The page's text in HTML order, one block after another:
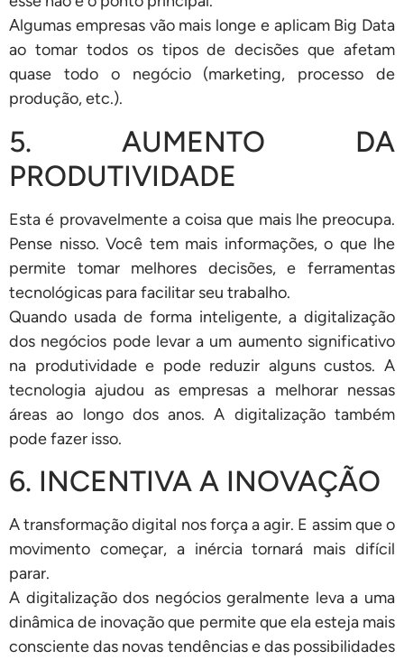
Algumas empresas vão mais longe e aplicam Big Data
ao tomar todos os tipos de decisões que afetam
quase todo o negócio (marketing, processo de
produção, etc.).
5. AUMENTO DA
PRODUTIVIDADE
Esta é provavelmente a coisa que mais lhe preocupa.
Pense nisso. Você tem mais informações, o que lhe
permite tomar melhores decisões, e ferramentas
tecnológicas para facilitar seu trabalho.
Quando usada de forma inteligente, a digitalização
dos negócios pode levar a um aumento significativo
na produtividade e pode reduzir alguns custos. A
tecnologia ajudou as empresas a melhorar nessas
áreas ao longo dos anos. A digitalização também
pode fazer isso.
6. INCENTIVA A INOVAÇÃO
A transformação digital nos força a agir. E assim que o
movimento começar, a inércia tornará mais difícil
parar.
A digitalização dos negócios geralmente leva a uma
dinâmica de inovação que permite que ela esteja mais
consciente das novas tendências e das possibilidades